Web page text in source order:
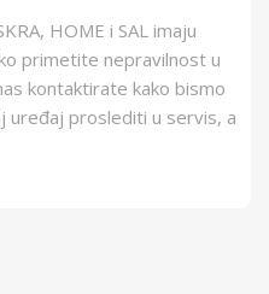
HOME i SAL imaju
primetite nepravilnost u
kontaktirate kako bismo
uređaj proslediti u servis, a